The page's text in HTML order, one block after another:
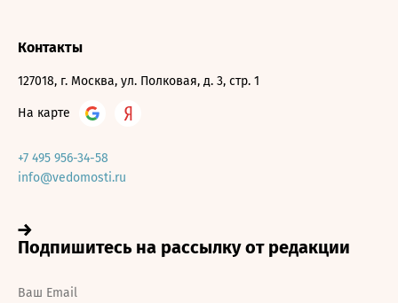
Контакты
127018, г. Москва, ул. Полковая, д. 3, стр. 1
На карте
+7 495 956-34-58
info@vedomosti.ru